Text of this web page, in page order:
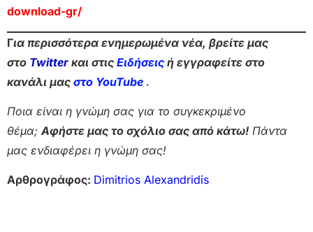
download-gr/
Για περισσότερα ενημερωμένα νέα, βρείτε μας
στο Twitter και στις Ειδήσεις ή εγγραφείτε στο
κανάλι μας στο YouTube .
Ποια είναι η γνώμη σας για το συγκεκριμένο
θέμα;Αφήστε μας το σχόλιο σας από κάτω! Πάντα
μας ενδιαφέρει η γνώμη σας!
Αρθρογράφος: Dimitrios Alexandridis